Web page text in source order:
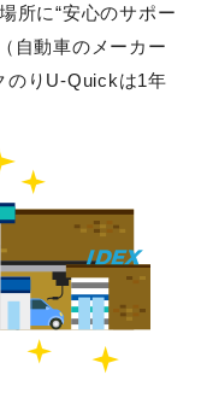
所に“安心のサポー
自動車のメーカー
のりU-Quickは1年